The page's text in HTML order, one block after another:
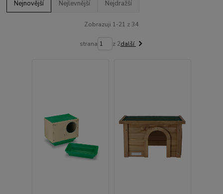
Nejnovější Nejlevnější Nejdražší
Zobrazuji 1-21 z 34
strana z 2další